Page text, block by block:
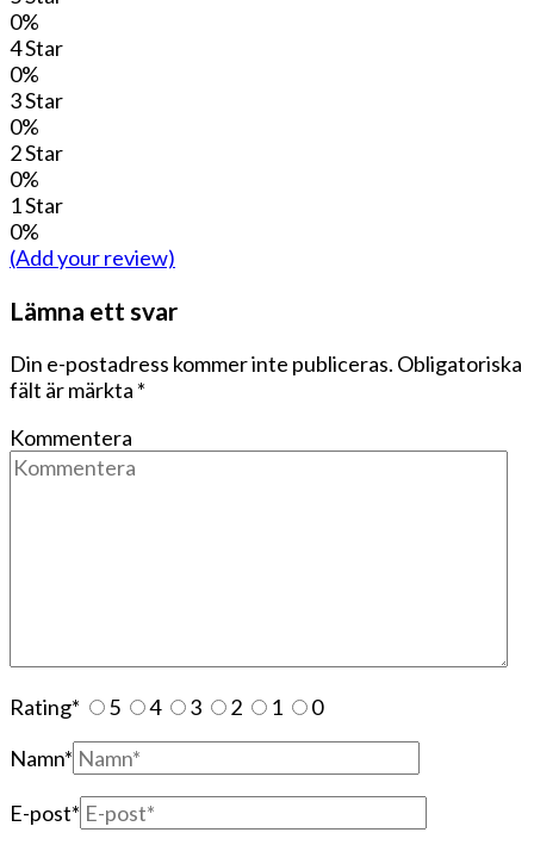
0%
4 Star
0%
3 Star
0%
2 Star
0%
1 Star
0%
(Add your review)
Lämna ett svar
Din e-postadress kommer inte publiceras. Obligatoriska
fält är märkta *
Kommentera
Rating* 5 4 3 2 1
0
Namn*
E-post*